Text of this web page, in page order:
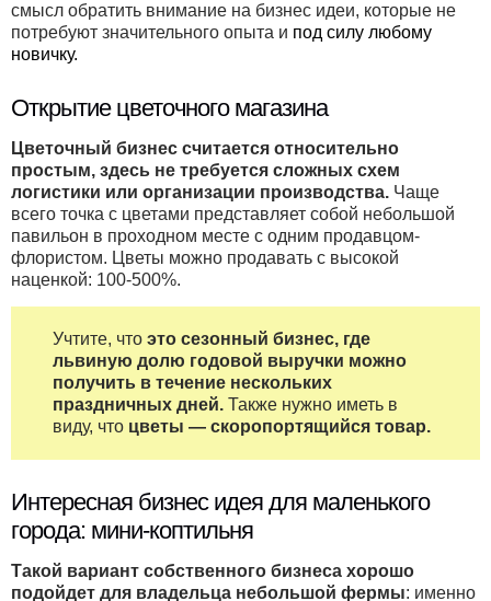
смысл обратить внимание на бизнес идеи, которые не
потребуют значительного опыта и под силу любому
новичку.
Открытие цветочного магазина
Цветочный бизнес считается относительно
простым, здесь не требуется сложных схем
логистики или организации производства. Чаще
всего точка с цветами представляет собой небольшой
павильон в проходном месте с одним продавцом-
флористом. Цветы можно продавать с высокой
наценкой: 100-500%.
Учтите, что это сезонный бизнес, где
львиную долю годовой выручки можно
получить в течение нескольких
праздничных дней. Также нужно иметь в
виду, что цветы — скоропортящийся товар.
Интересная бизнес идея для маленького
города: мини-коптильня
Такой вариант собственного бизнеса хорошо
подойдет для владельца небольшой фермы: именно